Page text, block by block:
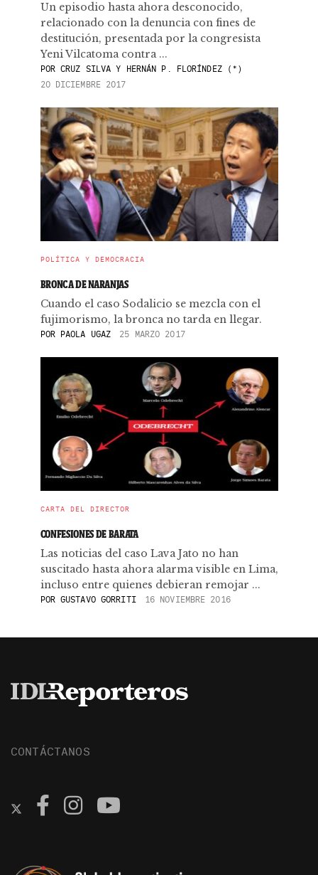
Un episodio hasta ahora desconocido,
relacionado con la denuncia con fines de
destitución, presentada por la congresista
Yeni Vilcatoma contra ...
PORCRUZ SILVA Y HERNÁN P. FLORÍNDEZ (*)
20 DICIEMBRE 2017
POLÍTICA Y DEMOCRACIA
BRONCA DE NARANJAS
Cuando el caso Sodalicio se mezcla con el
fujimorismo, la bronca no tarda en llegar.
PORPAOLA UGAZ 25 MARZO 2017
CARTA DEL DIRECTOR
CONFESIONES DE BARATA
Las noticias del caso Lava Jato no han
suscitado hasta ahora alarma visible en Lima,
incluso entre quienes debieran remojar ...
POR GUSTAVO GORRITI 16 NOVIEMBRE 2016
CONTÁCTANOS